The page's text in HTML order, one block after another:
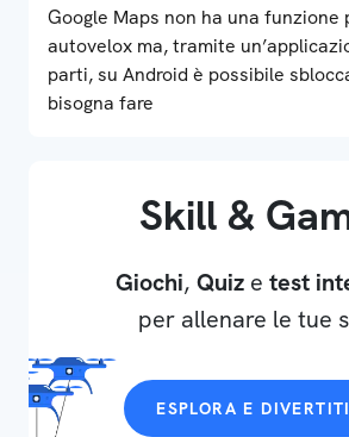
Google Maps non ha una funzione
autovelox ma, tramite
parti, su Android è possibile
bisogna fare
Skill &
Giochi, Quize test
per allenare le tue
ESPLORA E DIVERTITI